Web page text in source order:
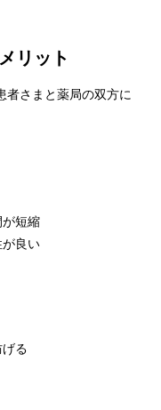
リット
者さまと薬局の双方に
短縮
良い
る